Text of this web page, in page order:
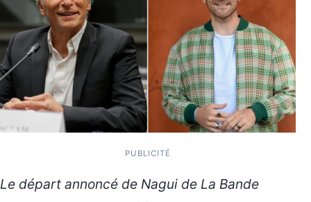
PUBLICITÉ
Le départ annoncé de Nagui de La Bande